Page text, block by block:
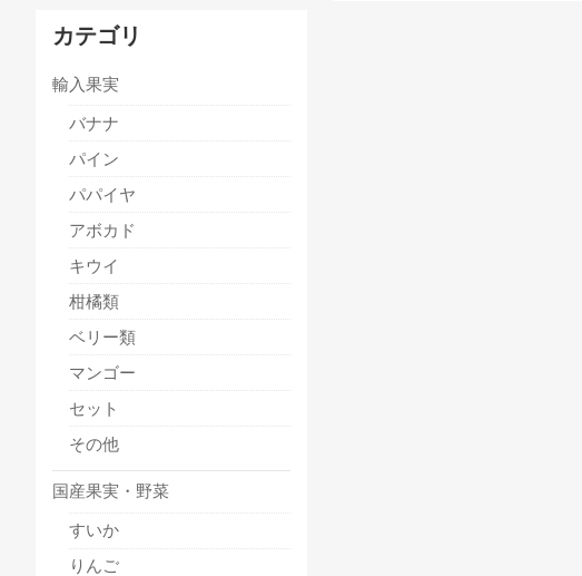
カテゴリ
輸入果実
バナナ
パイン
パパイヤ
アボカド
キウイ
柑橘類
ベリー類
マンゴー
セット
その他
国産果実・野菜
すいか
りんご